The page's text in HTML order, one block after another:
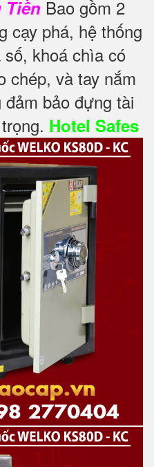
Tiền Bao gồm 2
cạy phá, hệ thống
khoá chìa có
chép, và tay nắm
bảo đựng tài
Hotel Safes